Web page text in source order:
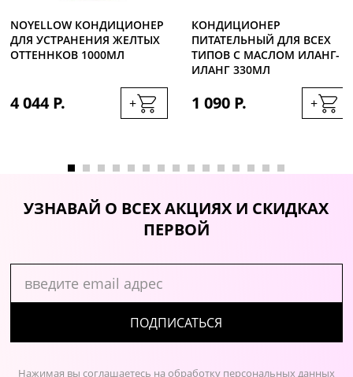
NOYELLOW КОНДИЦИОНЕР
ДЛЯ УСТРАНЕНИЯ ЖЕЛТЫХ
ОТТЕННКОВ 1000МЛ
4 044 Р. +
КОНДИЦИОНЕР
ПИТАТЕЛЬНЫЙ ДЛЯ ВСЕХ
ТИПОВ С МАСЛОМ ИЛАНГ-
ИЛАНГ 330МЛ
1 090 Р. +
УЗНАВАЙ О ВСЕХ АКЦИЯХ И СКИДКАХ
ПЕРВОЙ
ПОДПИСАТЬСЯ
Нажимая вы соглашаетесь на обработку персональных данных